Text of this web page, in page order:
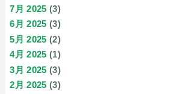
7月 2025 (3)
6月 2025 (3)
5月 2025 (2)
4月 2025 (1)
3月 2025 (3)
2月 2025 (3)